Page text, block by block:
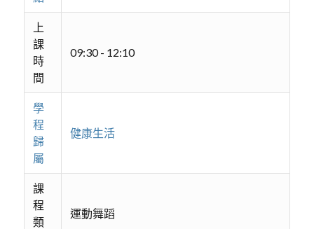
上
課
時
間
09:30 - 12:10
學
程
歸
屬
健康生活
課
程
類
運動舞蹈